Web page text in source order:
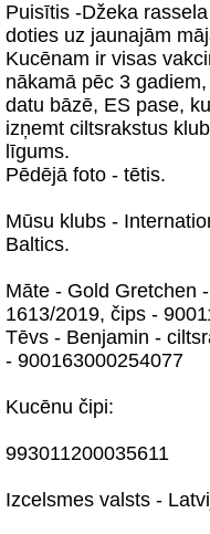
Puisītis -Džeka
doties uz jaunajām
Kucēnam ir visas
nākamā pēc 3
datu bāzē, ES pase,
izņemt ciltsrakstus
līgums.
Pēdējā foto - tētis.
Mūsu klubs -
Baltics.
Māte - Gold Gretchen
1613/2019, čips -
Tēvs - Benjamin -
- 900163000254077
Kucēnu čipi:
993011200035611
Izcelsmes valsts -